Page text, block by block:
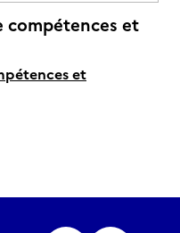
et
et